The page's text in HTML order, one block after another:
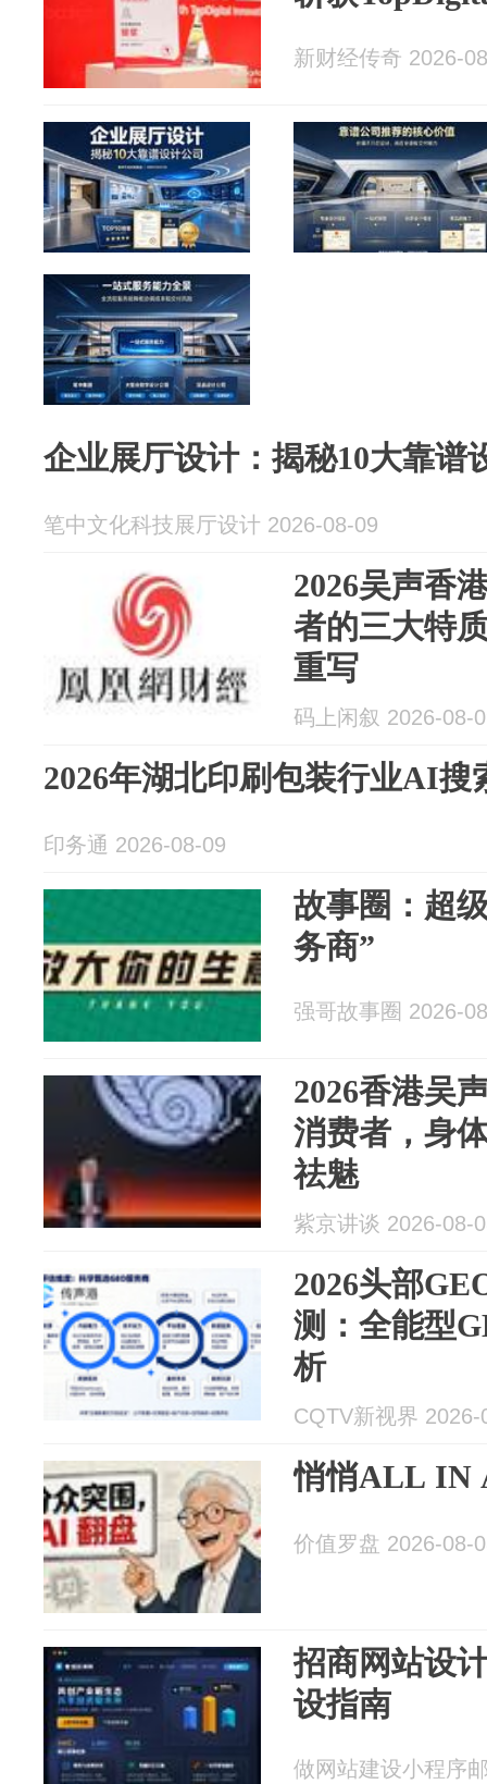
新财经传奇 2026-
企业展厅设计：揭秘10大靠谱
笔中文化科技展厅设计 2026-08-09
2026吴声香
者的三大特
重写
码上闲叙 2026-08-
2026年湖北印刷包装行业AI搜
印务通 2026-08-09
故事圈：超
务商”
强哥故事圈 2026-
2026香港吴
消费者，身
祛魅
紫京讲谈 2026-08-
2026头部
测：全能型
析
CQTV新视界 2026-
悄悄ALL IN
价值罗盘 2026-08-
招商网站设
设指南
做网站建设小程序